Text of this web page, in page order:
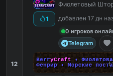
12
1
Фиолетовый
добавлен 17 дн
0 игроков
Telegram
BerryCraft
•
Фенрир • Морские